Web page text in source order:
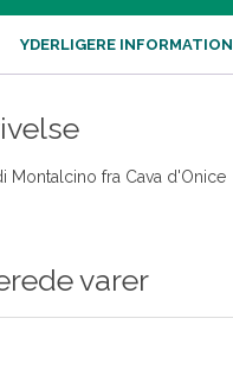
YDERLIGERE INFORMATION
Montalcino fra Cava d'Onice
varer